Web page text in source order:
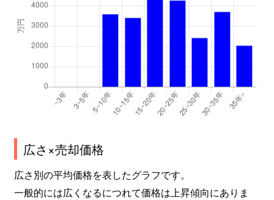
広さ×売却価格
広さ別の平均価格を表したグラフです。
一般的には広くなるにつれて価格は上昇傾向にありま